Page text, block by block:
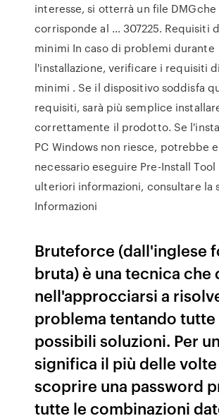
interesse, si otterrà un file DMGche
corrisponde al … 307225. Requisiti
minimi In caso di problemi durante
l'installazione, verificare i requisiti
minimi . Se il dispositivo soddisfa
requisiti, sarà più semplice
correttamente il prodotto. Se
PC Windows non riesce, potrebbe
necessario eseguire Pre-Install Tool
ulteriori informazioni, consultare la
Informazioni
Bruteforce (dall'inglese
bruta) è una tecnica che
nell'approcciarsi a
problema tentando tutte
possibili soluzioni. Per
significa il più delle volte
scoprire una password
tutte le combinazioni